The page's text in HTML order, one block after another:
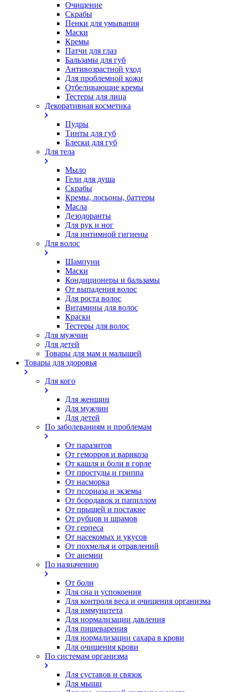
Очищение
Скрабы
Пенки для умывания
Маски
Кремы
Патчи для глаз
Бальзамы для губ
Антивозрастной уход
Для проблемной кожи
Oтбеливающие кремы
Тестеры для лица
Декоративная косметика
Пудры
Тинты для губ
Блески для губ
Для тела
Мыло
Гели для душа
Скрабы
Кремы, лосьоны, баттеры
Масла
Дезодоранты
Для рук и ног
Для интимной гигиены
Для волос
Шампуни
Маски
Кондиционеры и бальзамы
От выпадения волос
Для роста волос
Витамины для волос
Краски
Тестеры для волос
Для мужчин
Для детей
Товары для мам и малышей
Товары для здоровья
Для кого
Для женщин
Для мужчин
Для детей
По заболеваниям и проблемам
От паразитов
Oт геморроя и варикоза
От кашля и боли в горле
От простуды и гриппа
От насморка
Oт псориаза и экземы
От бородавок и папиллом
От прыщей и постакне
От рубцов и шрамов
От герпеса
От насекомых и укусов
От похмелья и отравлений
От анемии
По назначению
От боли
Для сна и успокоения
Для контроля веса и очищения организма
Для иммунитета
Для нормализации давления
Для пищеварения
Для нормализации сахара в крови
Для очищения крови
По системам организма
Для суставов и связок
Для мышц